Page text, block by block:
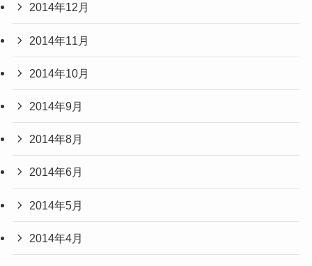
2014年12月
2014年11月
2014年10月
2014年9月
2014年8月
2014年6月
2014年5月
2014年4月